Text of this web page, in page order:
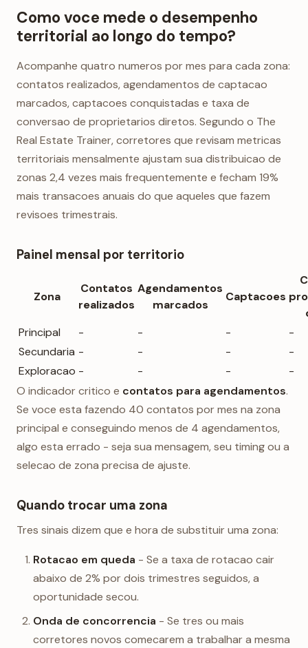
Como voce mede o desempenho
territorial ao longo do tempo?
Acompanhe quatro numeros por mes para cada zona:
contatos realizados, agendamentos de captacao
marcados, captacoes conquistadas e taxa de
conversao de proprietarios diretos. Segundo o The
Real Estate Trainer, corretores que revisam metricas
territoriais mensalmente ajustam sua distribuicao de
zonas 2,4 vezes mais frequentemente e fecham 19%
mais transacoes anuais do que aqueles que fazem
revisoes trimestrais.
Painel mensal por territorio
Zona
Contatos
realizados
Agendamentos
marcados
Captacoes
Principal
- - -
-
Secundaria - - -
-
Exploracao - - -
-
O indicador critico e contatos para agendamentos.
Se voce esta fazendo 40 contatos por mes na zona
principal e conseguindo menos de 4 agendamentos,
algo esta errado - seja sua mensagem, seu timing ou a
selecao de zona precisa de ajuste.
Quando trocar uma zona
Tres sinais dizem que e hora de substituir uma zona:
Rotacao em queda - Se a taxa de rotacao cair
abaixo de 2% por dois trimestres seguidos, a
oportunidade secou.
Onda de concorrencia - Se tres ou mais
corretores novos comecarem a trabalhar a mesma